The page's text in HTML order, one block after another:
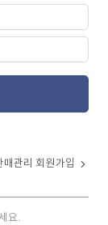
매관리 회원가입
요.